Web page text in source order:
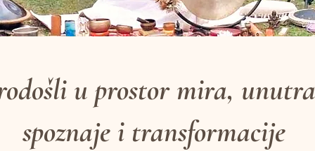
u prostor mira,
spoznaje i transformacije